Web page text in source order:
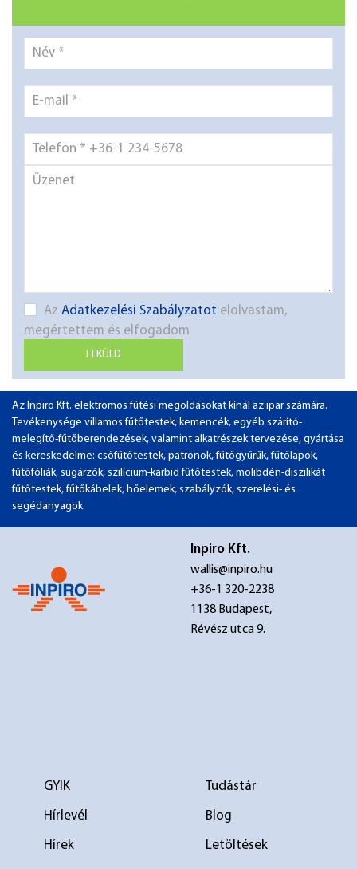
Az Adatkezelési Szabályzatot elolvastam,
megértettem és elfogadom
ELKÜLD
Az Inpiro Kft. elektromos fűtési megoldásokat kínál az ipar számára.
Tevékenysége villamos fűtőtestek, kemencék, egyéb szárító-
melegítő-fűtőberendezések, valamint alkatrészek tervezése, gyártása
és kereskedelme: csőfűtőtestek, patronok, fűtőgyűrűk, fűtőlapok,
fűtőfóliák, sugárzók, szilícium-karbid fűtőtestek, molibdén-diszilikát
fűtőtestek, fűtőkábelek, hőelemek, szabályzók, szerelési- és
segédanyagok.
Inpiro Kft.
wallis@inpiro.hu
+36-1 320-2238
1138 Budapest,
Révész utca 9.
GYIK
Hírlevél
Hírek
Tudástár
Blog
Letöltések